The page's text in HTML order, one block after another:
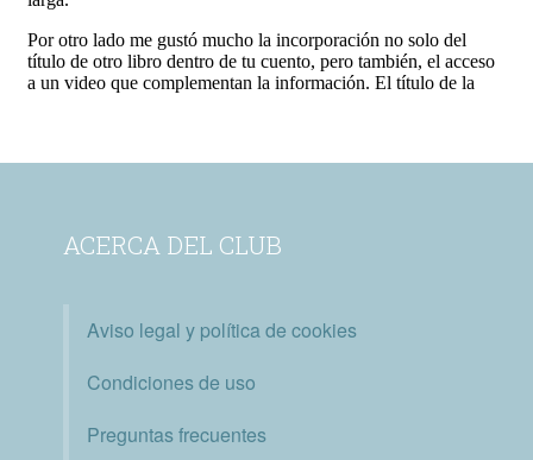
ACERCA DEL CLUB
Aviso legal y política de cookies
Condiciones de uso
Preguntas frecuentes